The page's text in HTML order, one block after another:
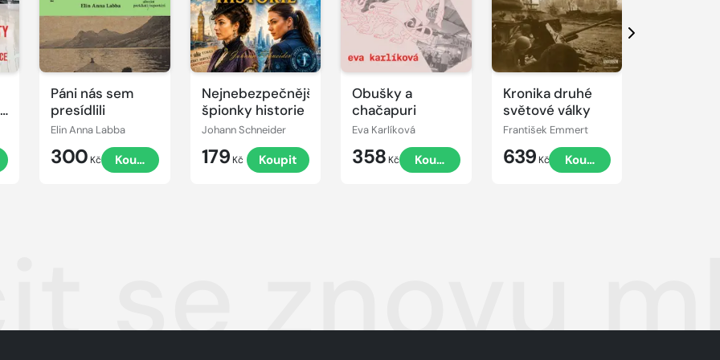
Páni nás sem
presídlili
Elin Anna Labba
300 Kč Koupit
Nejnebezpečnější
špionky historie
Johann Schneider
179 Kč Koupit
Obušky a
chačapuri
Eva Karlíková
358 Kč Koupit
Kronika druhé
světové války
František Emmert
639 Kč Koupit
Další
se znovu